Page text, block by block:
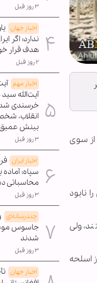
از سوی
نابود
ولی
اسلحه
۳ روز قبل
اخبار جهان
ندارد؛ اگر
هدف قرار
۲ روز قبل
اخبار مهم
آیت‌الله
خرسندی شد /
انقلاب،
بینش
۳ روز قبل
اخبار ایران
سپاه: آماده
محاسباتی
۳ روز قبل
چندرسانه‌ای
جاسوس
شدند
۳ روز قبل
اخبار جهان